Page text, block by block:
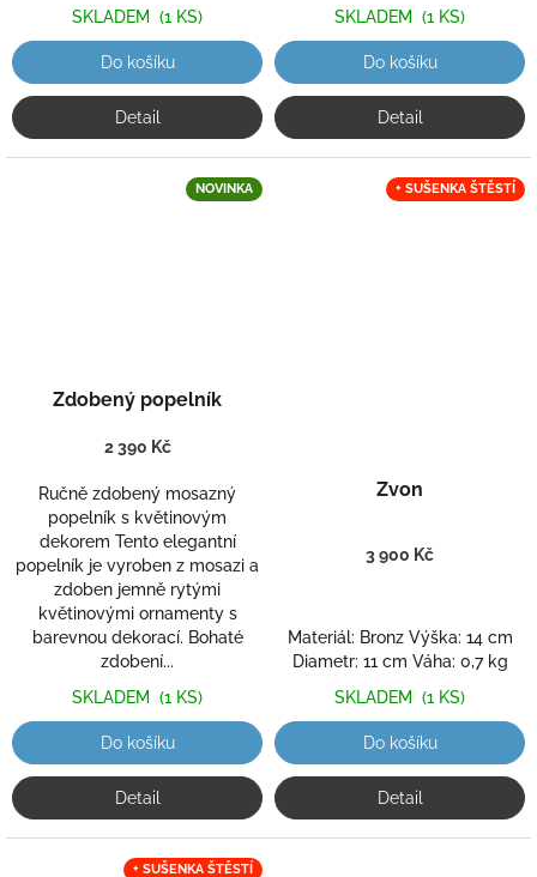
SKLADEM (1 KS)
Do košíku
Detail
SKLADEM (1 KS)
Do košíku
Detail
NOVINKA
Zdobený popelník
2 390 Kč
Ručně zdobený mosazný
popelník s květinovým
dekorem Tento elegantní
popelník je vyroben z mosazi a
zdoben jemně rytými
květinovými ornamenty s
barevnou dekorací. Bohaté
zdobení...
SKLADEM (1 KS)
Do košíku
Detail
+ SUŠENKA ŠTĚSTÍ
Zvon
3 900 Kč
Materiál: Bronz Výška: 14 cm
Diametr: 11 cm Váha: 0,7 kg
SKLADEM (1 KS)
Do košíku
Detail
+ SUŠENKA ŠTĚSTÍ